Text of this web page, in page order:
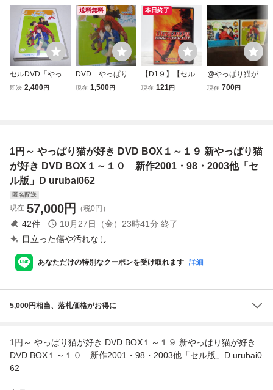
セルDVD「やっぱ
り猫が好き 新作2
即決 2,400円
送料無料
DVD やっぱり猫
が好き 新作2001
現在 1,500円
本日終了
【D1９】【セル
版】デアデビル/デ
現在 121円
@やっぱり猫が好
き 新作2001 DVD
現在 700円
1円～ やっぱり猫が好き DVD BOX１～１９ 新やっぱり猫
が好き DVD BOX１～１０ 新作2001・98・2003他「セ
ル版」D urubai062
匿名配送
現在 57,000円 （税0円）
42件 10月27日（金）23時41分 終了
目立った傷や汚れなし
あなただけの特別なクーポンを受け取れます 詳細
5,000円相当、落札価格がお得に
1円～ やっぱり猫が好き DVD BOX１～１９ 新やっぱり猫が好き
DVD BOX１～１０ 新作2001・98・2003他「セル版」D urubai0
62